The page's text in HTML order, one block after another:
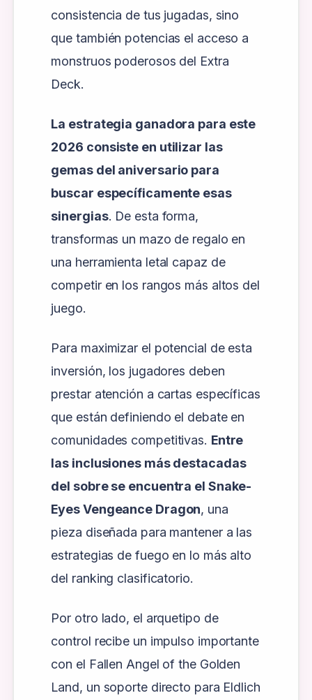
consistencia de tus jugadas, sino
que también potencias el acceso a
monstruos poderosos del Extra
Deck.
La estrategia ganadora para este
2026 consiste en utilizar las
gemas del aniversario para
buscar específicamente esas
sinergias. De esta forma,
transformas un mazo de regalo en
una herramienta letal capaz de
competir en los rangos más altos del
juego.
Para maximizar el potencial de esta
inversión, los jugadores deben
prestar atención a cartas específicas
que están definiendo el debate en
comunidades competitivas. Entre
las inclusiones más destacadas
del sobre se encuentra el Snake-
Eyes Vengeance Dragon, una
pieza diseñada para mantener a las
estrategias de fuego en lo más alto
del ranking clasificatorio.
Por otro lado, el arquetipo de
control recibe un impulso importante
con el Fallen Angel of the Golden
Land, un soporte directo para Eldlich